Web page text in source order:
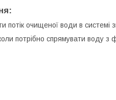
потік очищеної води в системі
потрібно спрямувати воду